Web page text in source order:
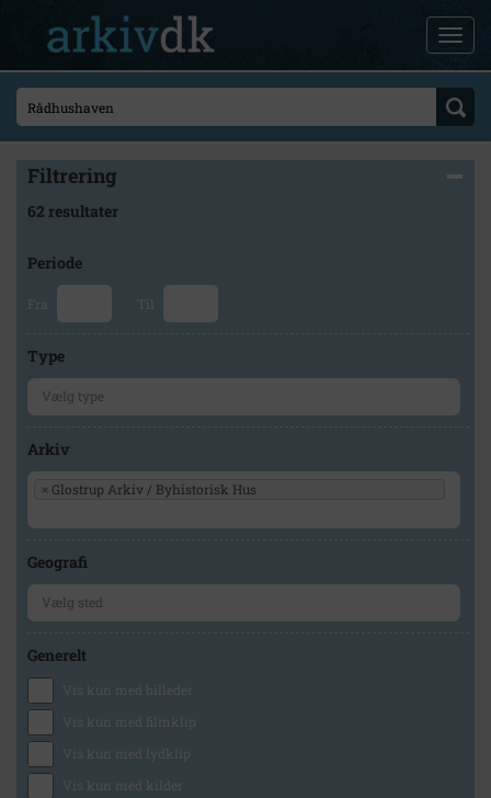
Filtrering
62 resultater
Periode
Fra Til
Type
Arkiv
× Glostrup Arkiv / Byhistorisk Hus
Geografi
Generelt
Vis kun med billeder
Vis kun med filmklip
Vis kun med lydklip
Vis kun med kilder